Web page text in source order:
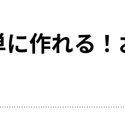
作れる